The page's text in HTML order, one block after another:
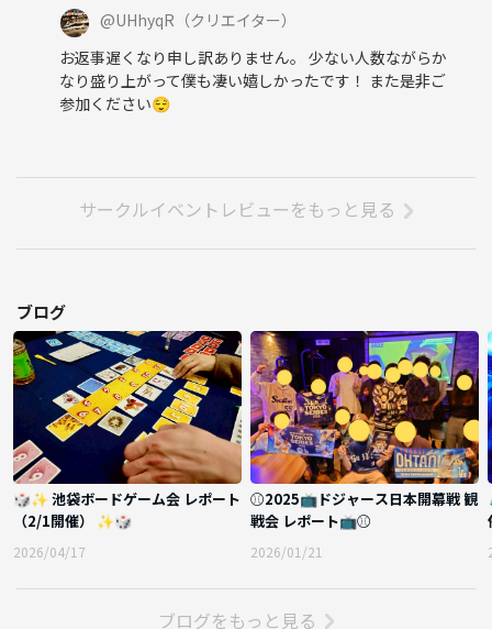
最初の受付時にお支払いください
（遅刻と早退のタイミングに関わらず頂きます）
※1日前～当日キャンセル代100％となります
♦️ 申し込み方法 ♦️
【主催】トリノワ交流会⭐
@UHhyqR （クリエイター）
お返事遅くなり申し訳ありません。 少ない人数ながらか
なり盛り上がって僕も凄い嬉しかったです！ また是非ご
参加ください😌
サークルイベントレビューをもっと見る
ブログ
🎲✨ 池袋ボードゲーム会 レポート
（2/1開催） ✨🎲
2026/04/17
⚾️2025📺ドジャース日本開幕戦 観
戦会 レポート📺⚾️
2026/01/21
ブログをもっと見る